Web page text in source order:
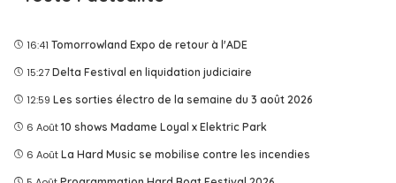
16:41 Tomorrowland Expo de retour à l'ADE
15:27 Delta Festival en liquidation judiciaire
12:59 Les sorties électro de la semaine du 3 août 2026
6 Août 10 shows Madame Loyal x Elektric Park
6 Août La Hard Music se mobilise contre les incendies